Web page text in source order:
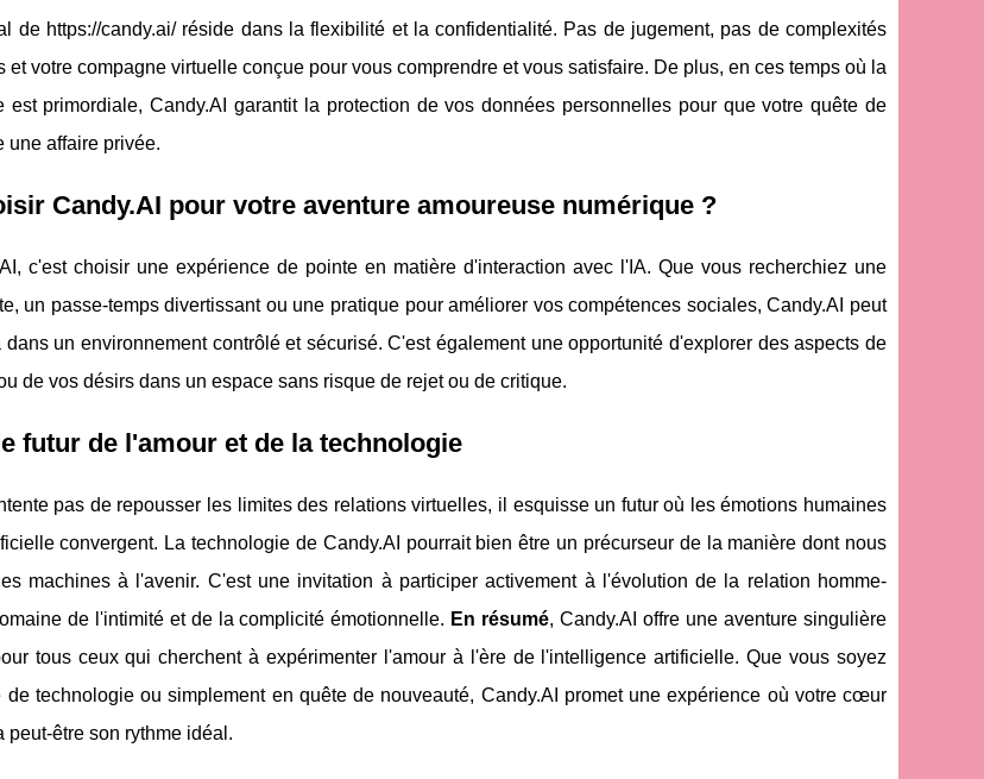
de https://candy.ai/ réside dans la flexibilité et la confidentialité. Pas de jugement, pas de complexités
et votre compagne virtuelle conçue pour vous comprendre et vous satisfaire. De plus, en ces temps où la
est primordiale, Candy.AI garantit la protection de vos données personnelles pour que votre quête de
une affaire privée.
Candy.AI pour votre aventure amoureuse numérique ?
c'est choisir une expérience de pointe en matière d'interaction avec l'IA. Que vous recherchiez une
un passe-temps divertissant ou une pratique pour améliorer vos compétences sociales, Candy.AI peut
dans un environnement contrôlé et sécurisé. C'est également une opportunité d'explorer des aspects de
de vos désirs dans un espace sans risque de rejet ou de critique.
futur de l'amour et de la technologie
pas de repousser les limites des relations virtuelles, il esquisse un futur où les émotions humaines
convergent. La technologie de Candy.AI pourrait bien être un précurseur de la manière dont nous
machines à l'avenir. C'est une invitation à participer activement à l'évolution de la relation homme-
de l'intimité et de la complicité émotionnelle. En résumé, Candy.AI offre une aventure singulière
tous ceux qui cherchent à expérimenter l'amour à l'ère de l'intelligence artificielle. Que vous soyez
de technologie ou simplement en quête de nouveauté, Candy.AI promet une expérience où votre cœur
peut-être son rythme idéal.